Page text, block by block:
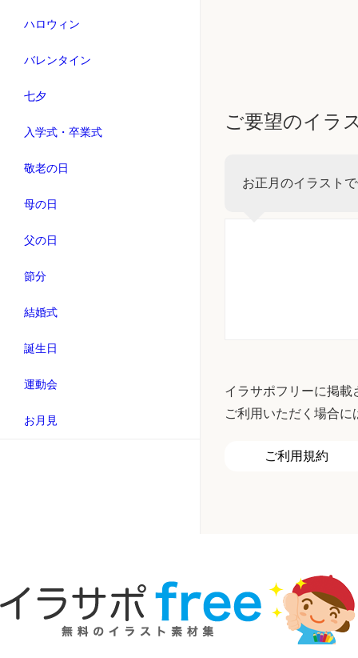
ハロウィン
バレンタイン
七夕
入学式・卒業式
敬老の日
母の日
父の日
節分
結婚式
誕生日
運動会
お月見
ご要望のイラ
お正月のイラスト
イラサポフリーに掲
ご利用いただく場合に
ご利用規約